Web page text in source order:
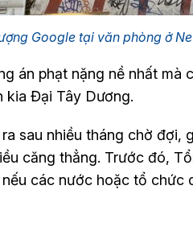
Google tại văn phòng ở
án phạt nặng nề nhất mà
kia Đại Tây Dương.
sau nhiều tháng chờ đợi,
căng thẳng. Trước đó,
các nước hoặc tổ